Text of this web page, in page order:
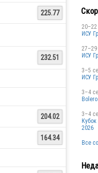
225.77
232.51
204.02
164.34
20–22
ИСУ
27–29
ИСУ
3–5
ИСУ
3–4
3–4
Кубок
2026
Все